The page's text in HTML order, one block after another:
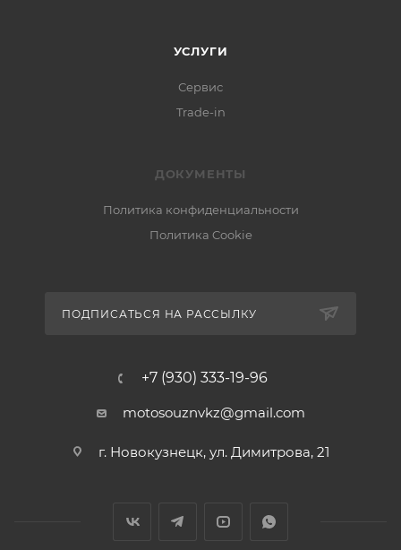
УСЛУГИ
Сервис
Trade-in
ДОКУМЕНТЫ
Политика конфиденциальности
Политика Cookie
ПОДПИСАТЬСЯ НА РАССЫЛКУ
+7 (930) 333-19-96
motosouznvkz@gmail.com
г. Новокузнецк, ул. Димитрова, 21